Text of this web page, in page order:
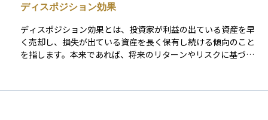
り、それを基準に売却タイミングを決めてしまうケースです。
合理的な判断のためには、市場の変化や新しい情報をもとに評
価を更新することが大切ですが、アンカリングはその妨げにな
ることがあります。
ディスポジション効果
ディスポジション効果とは、投資家が利益の出ている資産を早
く売却し、損失が出ている資産を長く保有し続ける傾向のこと
を指します。本来であれば、将来のリターンやリスクに基づい
いう心理に強く影響されます。このため、上昇している銘柄を